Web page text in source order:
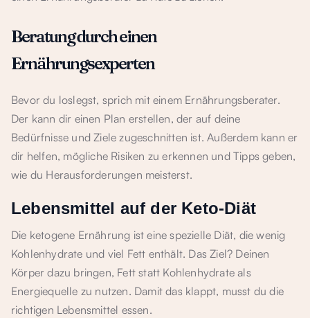
Beratung durch einen
Ernährungsexperten
Bevor du loslegst, sprich mit einem Ernährungsberater.
Der kann dir einen Plan erstellen, der auf deine
Bedürfnisse und Ziele zugeschnitten ist. Außerdem kann er
dir helfen, mögliche Risiken zu erkennen und Tipps geben,
wie du Herausforderungen meisterst.
Lebensmittel auf der Keto-Diät
Die ketogene Ernährung ist eine spezielle Diät, die wenig
Kohlenhydrate und viel Fett enthält. Das Ziel? Deinen
Körper dazu bringen, Fett statt Kohlenhydrate als
Energiequelle zu nutzen. Damit das klappt, musst du die
richtigen Lebensmittel essen.